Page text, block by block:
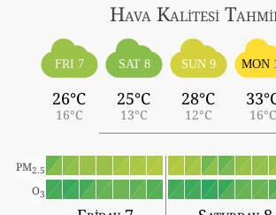
Hava Kalitesi
FRI 7
26°C
16°C
SAT 8
25°C
13°C
SUN 9
28°C
12°C
MON
16°C
PM2.5
O3